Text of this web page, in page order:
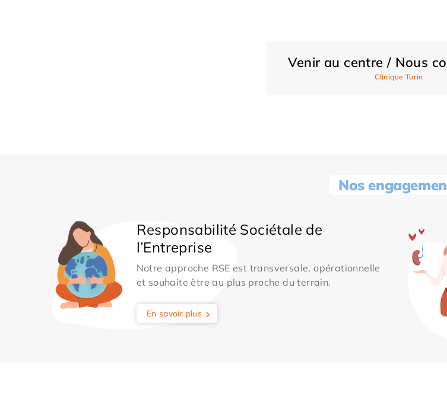
Venir au centre / Nous
Clinique Turin
Nos
Responsabilité Sociétale de
l’Entreprise
Notre approche RSE est transversale, opérationnelle
et souhaite être au plus proche du terrain.
En savoir plus